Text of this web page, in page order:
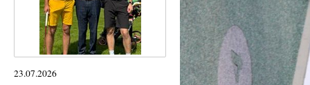
23.07.2026